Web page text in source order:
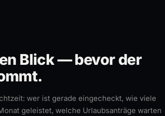
Blick — bevor der
wer ist gerade eingecheckt, wie viele
geleistet, welche Urlaubsanträge warten